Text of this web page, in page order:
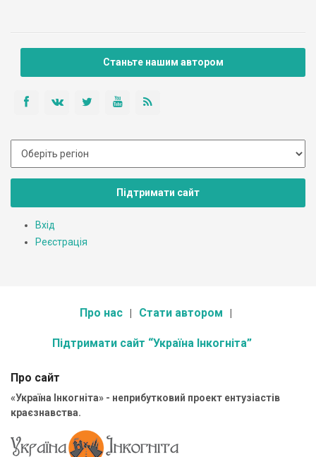
Станьте нашим автором
Підтримати сайт
Вхід
Реєстрація
Про нас Стати автором
Підтримати сайт “Україна Інкогніта”
Про сайт
«Україна Інкогніта» - неприбутковий проект ентузіастів
краєзнавства.